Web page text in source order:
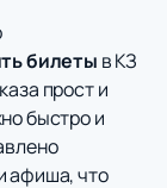
билеты в КЗ
прост и
быстро и
афиша, что